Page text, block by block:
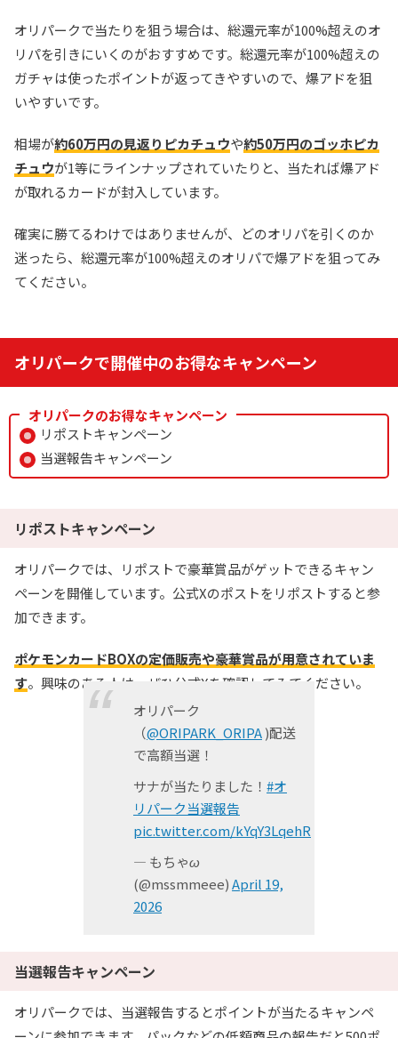
オリパークで当たりを狙う場合は、総還元率が100%超えのオ
リパを引きにいくのがおすすめです。総還元率が100%超えの
ガチャは使ったポイントが返ってきやすいので、爆アドを狙
いやすいです。
相場が約60万円の見返りピカチュウや約50万円のゴッホピカ
チュウが1等にラインナップされていたりと、当たれば爆アド
が取れるカードが封入しています。
確実に勝てるわけではありませんが、どのオリパを引くのか
迷ったら、総還元率が100%超えのオリパで爆アドを狙ってみ
てください。
オリパークで開催中のお得なキャンペーン
オリパークのお得なキャンペーン
リポストキャンペーン
当選報告キャンペーン
リポストキャンペーン
オリパークでは、リポストで豪華賞品がゲットできるキャン
ペーンを開催しています。公式Xのポストをリポストすると参
加できます。
ポケモンカードBOXの定価販売や豪華賞品が用意されていま
す。興味のある人は、ぜひ公式Xを確認してみてください。
オリパーク
（@ORIPARK_ORIPA)配送
で高額当選！
サナが当たりました！ #オ
リパーク当選報告
pic.twitter.com/kYqY3LqehR
— もちゃω
(@mssmmeee)April 19,
2026
当選報告キャンペーン
オリパークでは、当選報告するとポイントが当たるキャンペ